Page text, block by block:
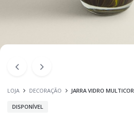
LOJA DECORAÇÃO JARRA VIDRO MULTICOR
DISPONÍVEL